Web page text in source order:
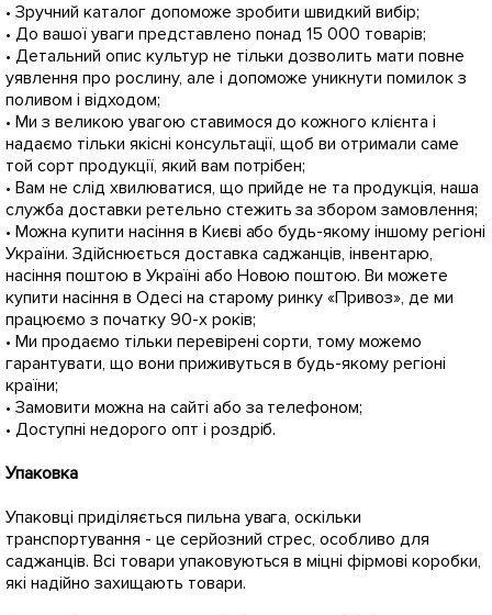
• Зручний каталог допоможе зробити швидкий вибір;
• До вашої уваги представлено понад 15 000 товарів;
• Детальний опис культур не тільки дозволить мати повне
уявлення про рослину, але і допоможе уникнути помилок з
поливом і відходом;
• Ми з великою увагою ставимося до кожного клієнта і
надаємо тільки якісні консультації, щоб ви отримали саме
той сорт продукції, який вам потрібен;
• Вам не слід хвилюватися, що прийде не та продукція, наша
служба доставки ретельно стежить за збором замовлення;
• Можна купити насіння в Києві або будь-якому іншому регіоні
України. Здійснюється доставка саджанців, інвентарю,
насіння поштою в Україні або Новою поштою. Ви можете
купити насіння в Одесі на старому ринку «Привоз», де ми
працюємо з початку 90-х років;
• Ми продаємо тільки перевірені сорти, тому можемо
гарантувати, що вони приживуться в будь-якому регіоні
країни;
• Замовити можна на сайті або за телефоном;
• Доступні недорого опт і роздріб.
Упаковка
Упаковці приділяється пильна увага, оскільки
транспортування - це серйозний стрес, особливо для
саджанців. Всі товари упаковуються в міцні фірмові коробки,
які надійно захищають товари.